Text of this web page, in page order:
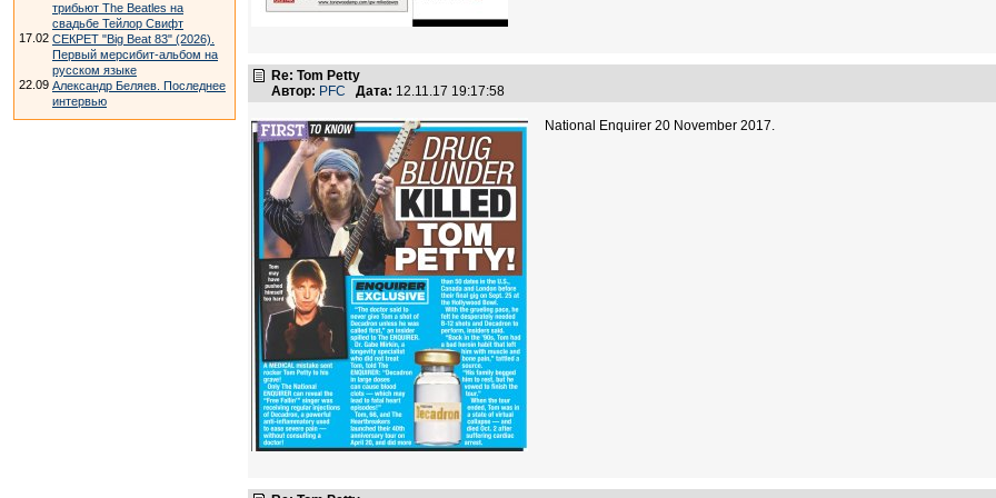
трибьют The Beatles на
свадьбе Тейлор Свифт
17.02 СЕКРЕТ "Big Beat 83" (2026).
Первый мерсибит-альбом на
русском языке
22.09 Александр Беляев. Последнее
интервью
Re: Tom Petty
Автор: PFC Дата: 12.11.17 19:17:58
National Enquirer 20 November 2017.